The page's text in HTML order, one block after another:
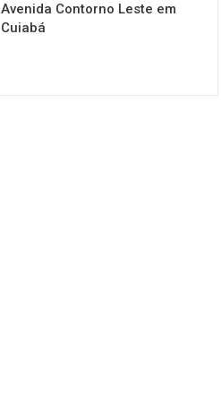
Avenida Contorno Leste em
Cuiabá